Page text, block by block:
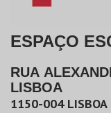
ESPAÇO
RUA
LISBOA
1150-004 LISBOA